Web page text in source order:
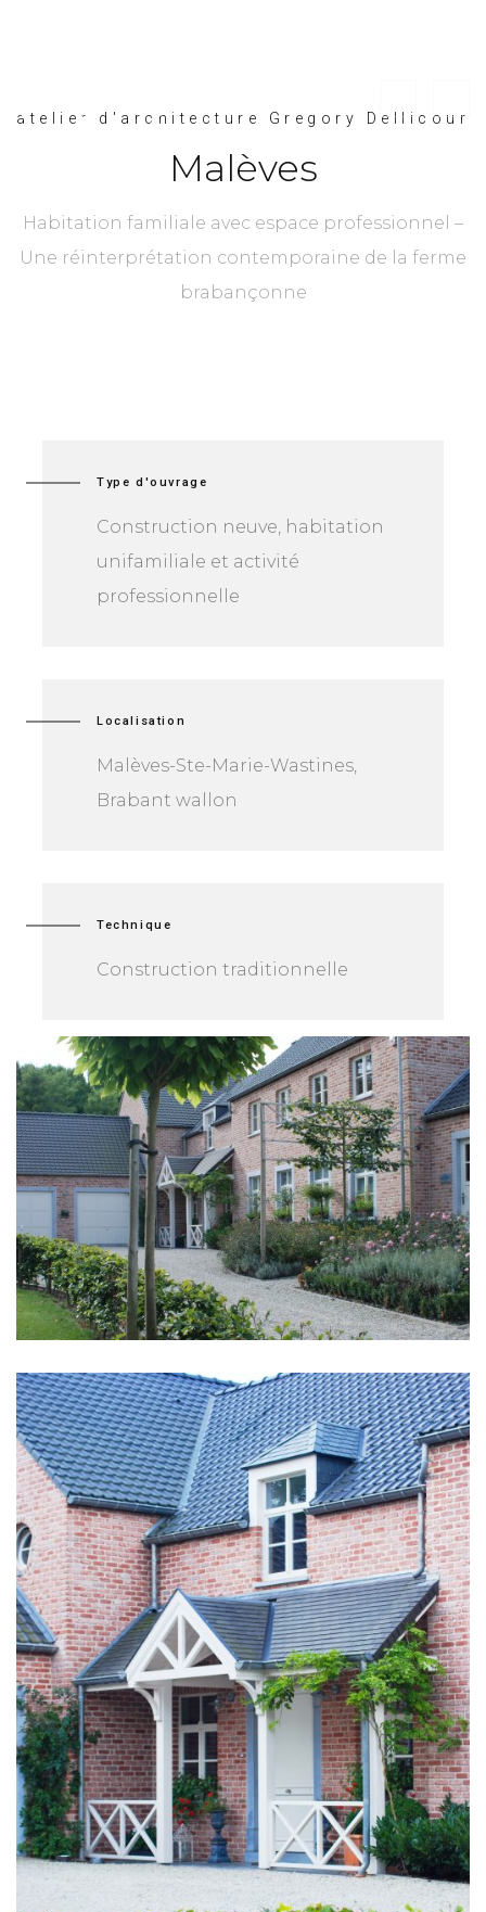
atelier d'architecture Gregory Dellicour
Malèves
Habitation familiale avec espace professionnel –
Une réinterprétation contemporaine de la ferme
brabançonne
Type d'ouvrage
Construction neuve, habitation
unifamiliale et activité
professionnelle
Localisation
Malèves-Ste-Marie-Wastines,
Brabant wallon
Technique
Construction traditionnelle